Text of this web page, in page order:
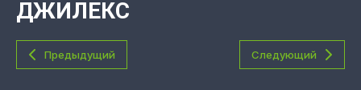
ДЖИЛЕКС
Предыдущий Следующий